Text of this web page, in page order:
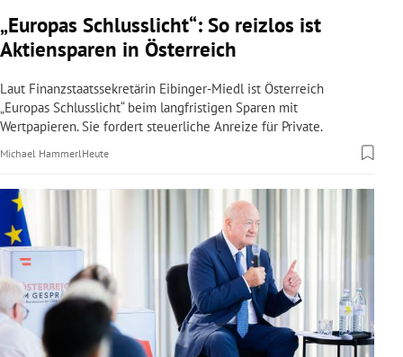
Untermenü
Untermenü
Untermenü
Untermenü
Untermenü
Untermenü
Untermenü
Untermenü
„Europas Schlusslicht“: So reizlos ist
Aktiensparen in Österreich
Laut Finanzstaatssekretärin Eibinger-Miedl ist Österreich
„Europas Schlusslicht“ beim langfristigen Sparen mit
Wertpapieren. Sie fordert steuerliche Anreize für Private.
Michael Hammerl Heute